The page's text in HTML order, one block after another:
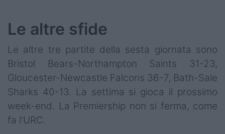
Le altre sfide
Le altre tre partite della sesta giornata sono
Bristol Bears-Northampton Saints 31-23,
Gloucester-Newcastle Falcons 36-7, Bath-Sale
Sharks 40-13. La settima si gioca il prossimo
week-end. La Premiership non si ferma, come
fa l'URC.